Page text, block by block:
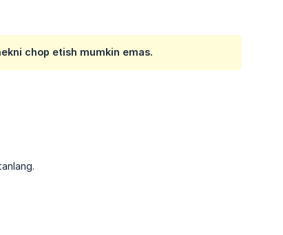
chop etish mumkin emas.